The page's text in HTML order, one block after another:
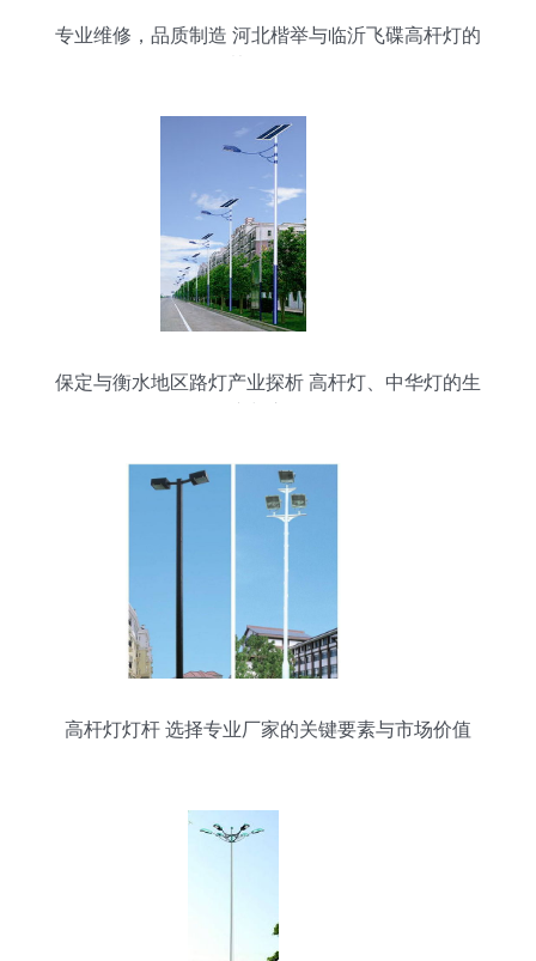
专业维修，品质制造 河北楷举与临沂飞碟高杆灯的
保定与衡水地区路灯产业探析 高杆灯、中华灯的生
高杆灯灯杆 选择专业厂家的关键要素与市场价值